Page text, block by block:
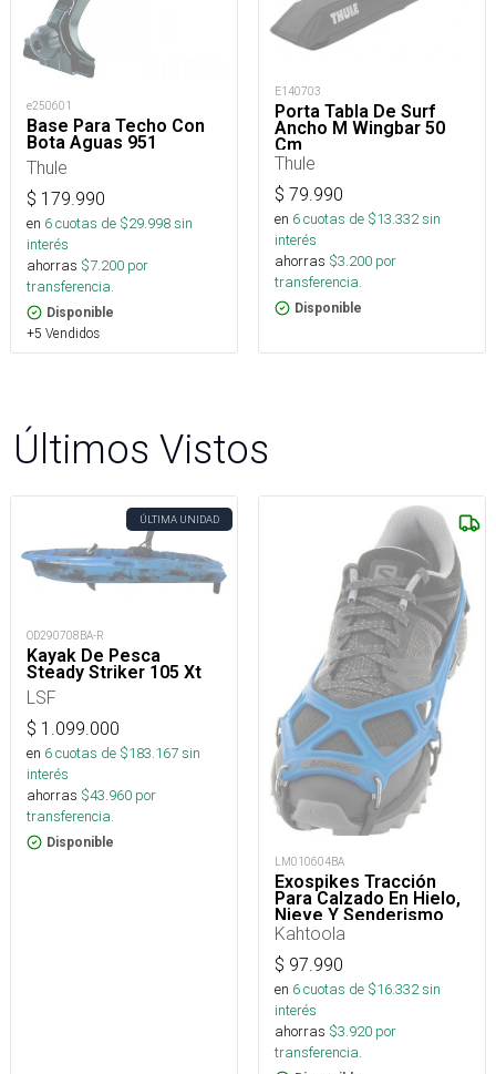
e250601
Base Para Techo Con
Bota Aguas 951
Thule
$ 179.990
en 6cuotas de $29.998sin
interés
ahorras $7.200 por
transferencia.
Disponible
+5 Vendidos
E140703
Porta Tabla De Surf
Ancho M Wingbar 50
Cm
Thule
$ 79.990
en 6cuotas de $13.332sin
interés
ahorras $3.200 por
transferencia.
Disponible
Últimos Vistos
ÚLTIMA UNIDAD
OD290708BA-R
Kayak De Pesca
Steady Striker 105 Xt
LSF
$ 1.099.000
en 6cuotas de $183.167sin
interés
ahorras $43.960 por
transferencia.
Disponible
LM010604BA
Exospikes Tracción
Para Calzado En Hielo,
Nieve Y Senderismo
Kahtoola
$ 97.990
en 6cuotas de $16.332sin
interés
ahorras $3.920 por
transferencia.